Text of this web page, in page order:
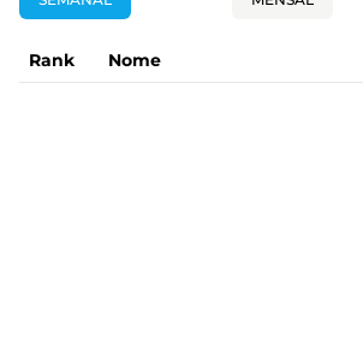
Rank Nome